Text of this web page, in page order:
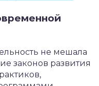
не мешала
законов развития